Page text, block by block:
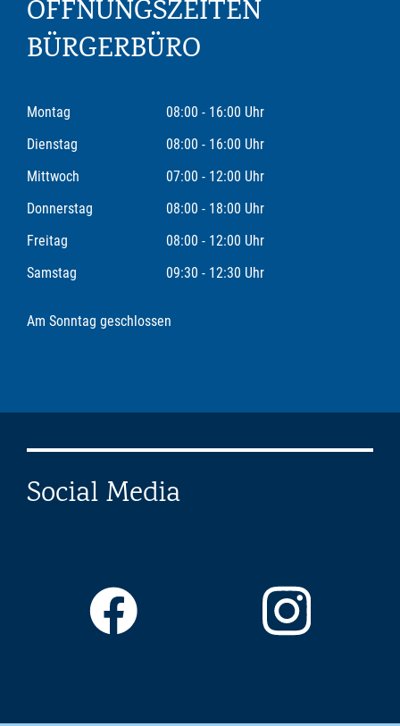
ÖFFNUNGSZEITEN
BÜRGERBÜRO
Montag
08:00 - 16:00 Uhr
Dienstag
08:00 - 16:00 Uhr
Mittwoch
07:00 - 12:00 Uhr
Donnerstag
08:00 - 18:00 Uhr
Freitag
08:00 - 12:00 Uhr
Samstag
09:30 - 12:30 Uhr
Am Sonntag geschlossen
Social Media